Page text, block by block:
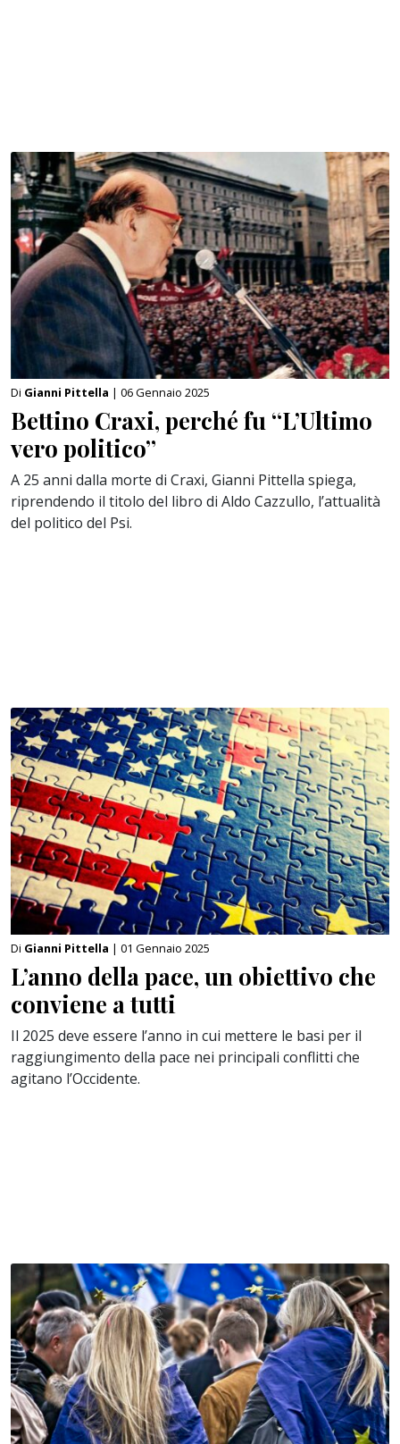
Di Gianni Pittella | 06 Gennaio 2025
Bettino Craxi, perché fu “L’Ultimo
vero politico”
A 25 anni dalla morte di Craxi, Gianni Pittella spiega,
riprendendo il titolo del libro di Aldo Cazzullo, l’attualità
del politico del Psi.
Di Gianni Pittella | 01 Gennaio 2025
L’anno della pace, un obiettivo che
conviene a tutti
Il 2025 deve essere l’anno in cui mettere le basi per il
raggiungimento della pace nei principali conflitti che
agitano l’Occidente.